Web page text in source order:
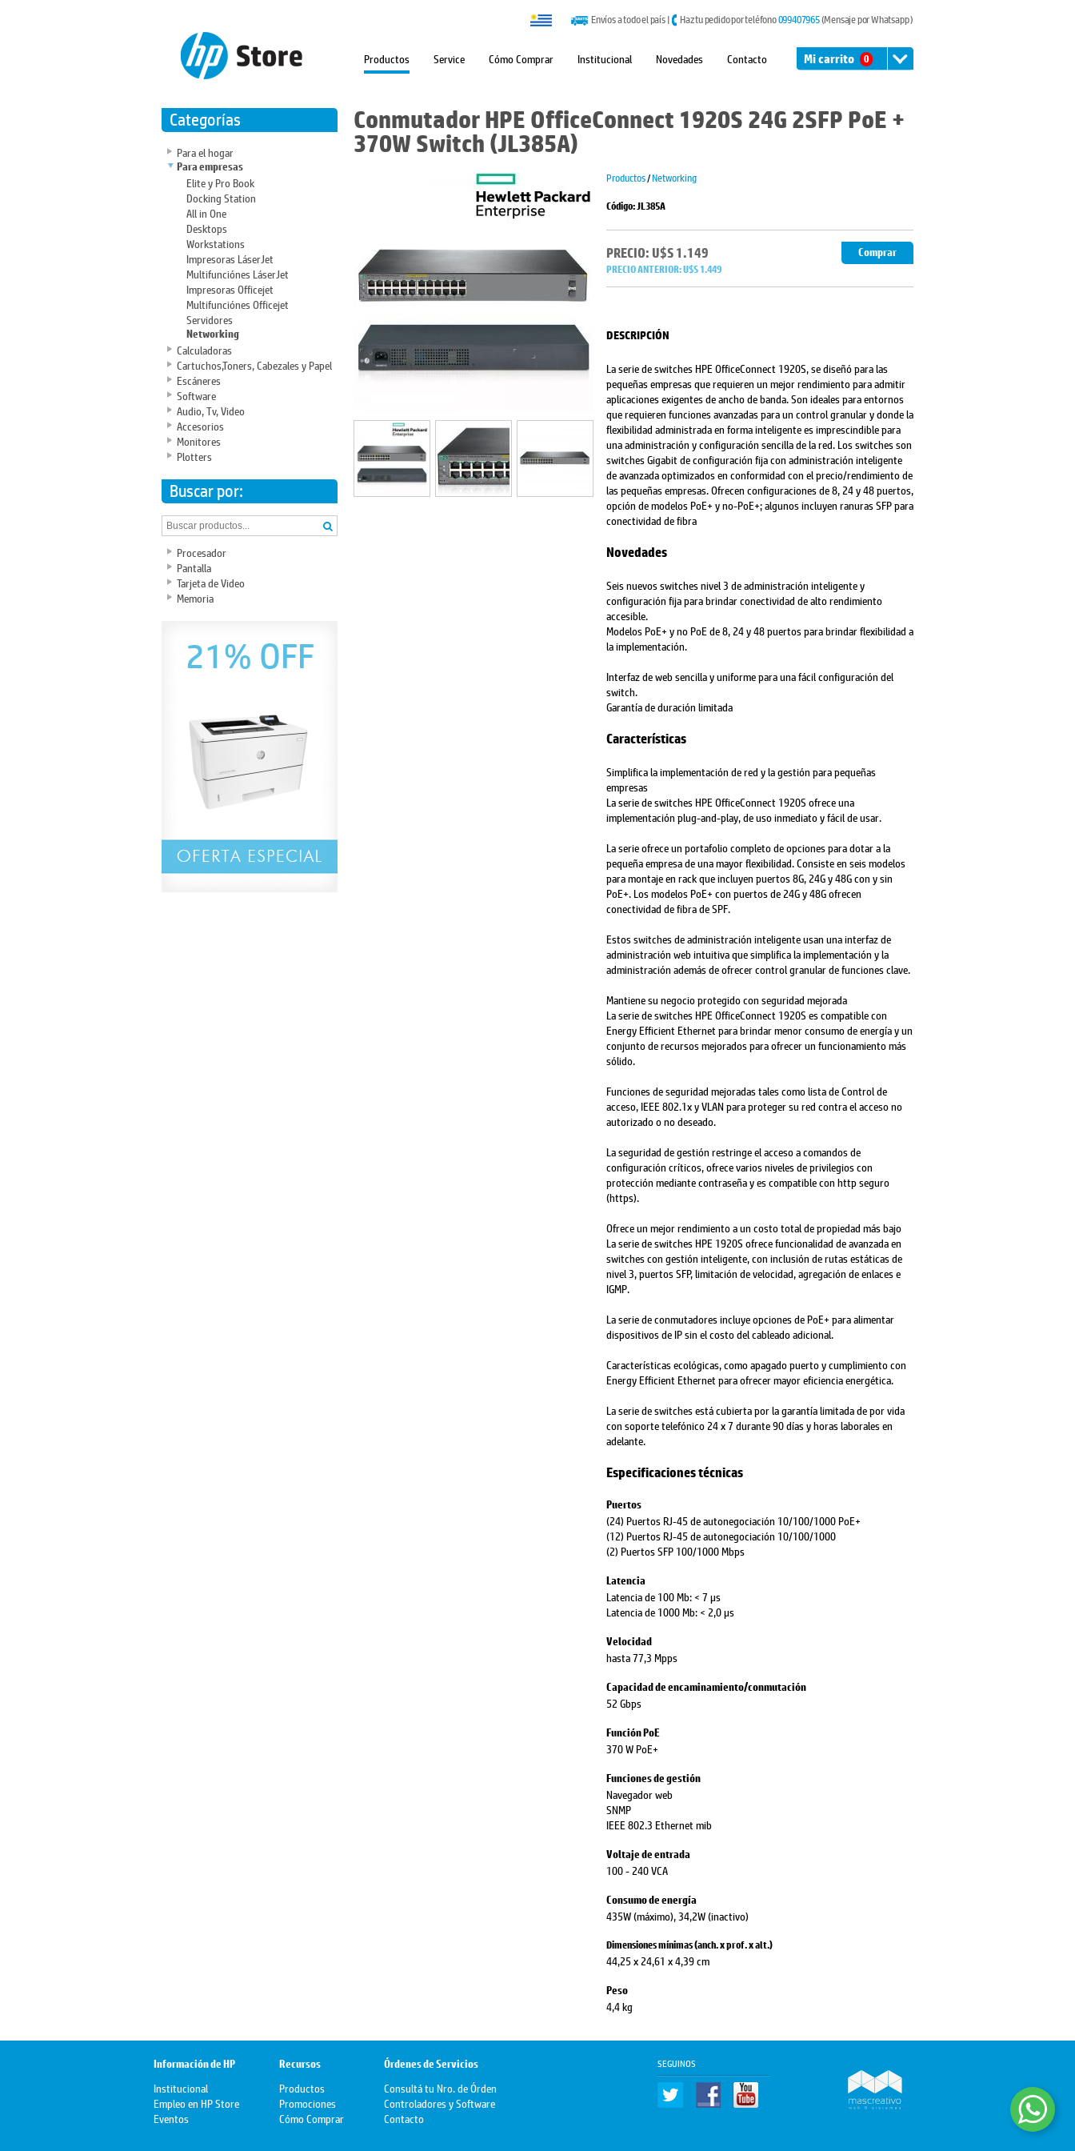
Envíos a todo el país| Haz tu pedido por teléfono099407965(Mensaje por Whatsapp )
Productos Service Cómo Comprar Institucional Novedades Contacto Mi carrito 0
Categorías
Para el hogar
Para empresas
Elite y Pro Book
Docking Station
All in One
Desktops
Workstations
Impresoras LáserJet
Multifunciónes LáserJet
Impresoras Officejet
Multifunciónes Officejet
Servidores
Networking
Calculadoras
Cartuchos,Toners, Cabezales y Papel
Escáneres
Software
Audio, Tv, Video
Accesorios
Monitores
Plotters
Buscar por:
Procesador
Pantalla
Tarjeta de Video
Memoria
21% OFF
Conmutador HPE OfficeConnect 1920S 24G 2SFP PoE +
370W Switch (JL385A)
Productos/Networking
Código: JL385A
PRECIO: U$S 1.149 Comprar
PRECIO ANTERIOR:U$S 1.449
DESCRIPCIÓN
La serie de switches HPE OfficeConnect 1920S, se diseñó para las
pequeñas empresas que requieren un mejor rendimiento para admitir
aplicaciones exigentes de ancho de banda. Son ideales para entornos
que requieren funciones avanzadas para un control granular y donde la
flexibilidad administrada en forma inteligente es imprescindible para
una administración y configuración sencilla de la red. Los switches son
switches Gigabit de configuración fija con administración inteligente
de avanzada optimizados en conformidad con el precio/rendimiento de
las pequeñas empresas. Ofrecen configuraciones de 8, 24 y 48 puertos,
opción de modelos PoE+ y no-PoE+; algunos incluyen ranuras SFP para
conectividad de fibra
Novedades
Seis nuevos switches nivel 3 de administración inteligente y
configuración fija para brindar conectividad de alto rendimiento
accesible.
Modelos PoE+ y no PoE de 8, 24 y 48 puertos para brindar flexibilidad a
la implementación.
Interfaz de web sencilla y uniforme para una fácil configuración del
switch.
Garantía de duración limitada
Características
Simplifica la implementación de red y la gestión para pequeñas
empresas
La serie de switches HPE OfficeConnect 1920S ofrece una
implementación plug-and-play, de uso inmediato y fácil de usar.
La serie ofrece un portafolio completo de opciones para dotar a la
pequeña empresa de una mayor flexibilidad. Consiste en seis modelos
para montaje en rack que incluyen puertos 8G, 24G y 48G con y sin
PoE+. Los modelos PoE+ con puertos de 24G y 48G ofrecen
conectividad de fibra de SPF.
Estos switches de administración inteligente usan una interfaz de
administración web intuitiva que simplifica la implementación y la
administración además de ofrecer control granular de funciones clave.
Mantiene su negocio protegido con seguridad mejorada
La serie de switches HPE OfficeConnect 1920S es compatible con
Energy Efficient Ethernet para brindar menor consumo de energía y un
conjunto de recursos mejorados para ofrecer un funcionamiento más
sólido.
Funciones de seguridad mejoradas tales como lista de Control de
acceso, IEEE 802.1x y VLAN para proteger su red contra el acceso no
autorizado o no deseado.
La seguridad de gestión restringe el acceso a comandos de
configuración críticos, ofrece varios niveles de privilegios con
protección mediante contraseña y es compatible con http seguro
(https).
Ofrece un mejor rendimiento a un costo total de propiedad más bajo
La serie de switches HPE 1920S ofrece funcionalidad de avanzada en
switches con gestión inteligente, con inclusión de rutas estáticas de
nivel 3, puertos SFP, limitación de velocidad, agregación de enlaces e
IGMP.
La serie de conmutadores incluye opciones de PoE+ para alimentar
dispositivos de IP sin el costo del cableado adicional.
Características ecológicas, como apagado puerto y cumplimiento con
Energy Efficient Ethernet para ofrecer mayor eficiencia energética.
La serie de switches está cubierta por la garantía limitada de por vida
con soporte telefónico 24 x 7 durante 90 días y horas laborales en
adelante.
Especificaciones técnicas
Puertos
(24) Puertos RJ-45 de autonegociación 10/100/1000 PoE+
(12) Puertos RJ-45 de autonegociación 10/100/1000
(2) Puertos SFP 100/1000 Mbps
Latencia
Latencia de 100 Mb: < 7 μs
Latencia de 1000 Mb: < 2,0 μs
Velocidad
hasta 77,3 Mpps
Capacidad de encaminamiento/conmutación
52 Gbps
Función PoE
370 W PoE+
Funciones de gestión
Navegador web
SNMP
IEEE 802.3 Ethernet mib
Voltaje de entrada
100 - 240 VCA
Consumo de energía
435W (máximo), 34,2W (inactivo)
Dimensiones mínimas (anch. x prof. x alt.)
44,25 x 24,61 x 4,39 cm
Peso
4,4 kg
Información de HP
Institucional
Empleo en HP Store
Eventos
Recursos
Productos
Promociones
Cómo Comprar
Órdenes de Servicios
Consultá tu Nro. de Órden
Controladores y Software
Contacto
SEGUINOS